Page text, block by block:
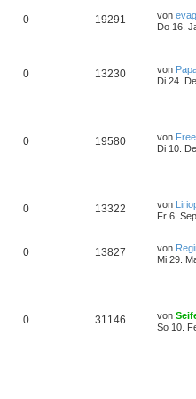
0 19291 von
Do 16.
0 13230 von
Di 24.
0 19580 von
Di 10.
0 13322 von
Fr 6.
0 13827 von
Mi 29.
0 31146 von
So 10.